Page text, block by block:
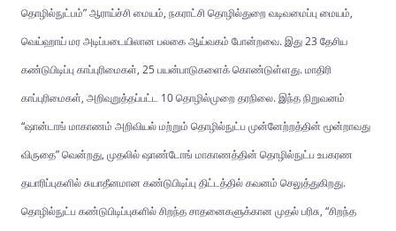
தொழில்நுட்பம்” ஆராய்ச்சி மையம், நகராட்சி தொழில்துறை வடிவமைப்பு மையம்,
வெய்ஹாய் மர அடிப்படையிலான பலகை ஆய்வகம் போன்றவை. இது 23 தேசிய
கண்டுபிடிப்பு காப்புரிமைகள், 25 பயன்பாடுகளைக் கொண்டுள்ளது. மாதிரி
காப்புரிமைகள், அறிவுறுத்தப்பட்ட 10 தொழில்முறை தரநிலை. இந்த நிறுவனம்
“ஷான்டாங் மாகாணம் அறிவியல் மற்றும் தொழில்நுட்ப முன்னேற்றத்தின் மூன்றாவது
விருதை” வென்றது, முதலில் ஷாண்டோங் மாகாணத்தின் தொழில்நுட்ப உபகரண
தயாரிப்புகளில் சுயாதீனமான கண்டுபிடிப்பு திட்டத்தில் கவனம் செலுத்துகிறது.
தொழில்நுட்ப கண்டுபிடிப்புகளில் சிறந்த சாதனைகளுக்கான முதல் பரிசு, “சிறந்த